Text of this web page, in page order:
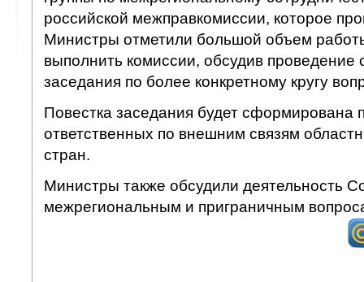
российской межправкомиссии, которое
Министры отметили большой объем
выполнить комиссии, обсудив проведение
заседания по более конкретному кругу
Повестка заседания будет сформирована
ответственных по внешним связям
стран.
Министры также обсудили деятельность
межрегиональным и приграничным